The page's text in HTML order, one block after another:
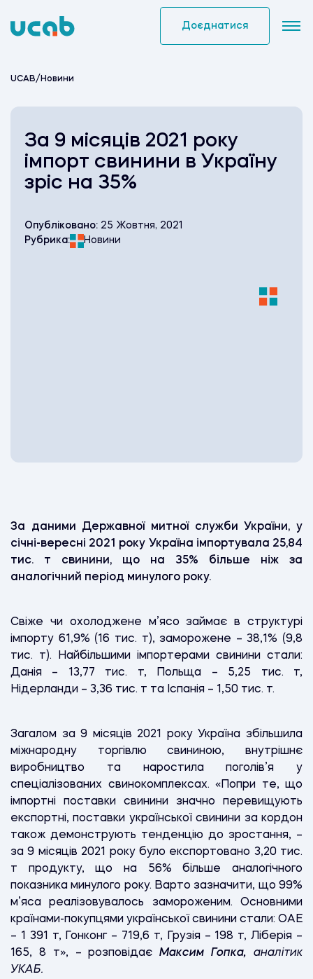
to
Доєднатися
UCAB/ Новини
За 9 місяців 2021 року
імпорт свинини в Україну
зріс на 35%
Опубліковано: 25 Жовтня, 2021
Рубрика:
Новини
За даними Державної митної служби України, у
січні-вересні 2021 року Україна імпортувала 25,84
тис. т свинини, що на 35% більше ніж за
аналогічний період минулого року.
Свіже чи охолоджене м’ясо займає в структурі
імпорту 61,9% (16 тис. т), заморожене – 38,1% (9,8
тис. т).
Найбільшими імпортерами свинини стали:
Данія – 13,77 тис. т, Польща – 5,25 тис. т,
Нідерланди – 3,36 тис. т та Іспанія – 1,50 тис. т.
Загалом за 9 місяців 2021 року Україна збільшила
міжнародну торгівлю свининою, внутрішнє
виробництво та наростила поголів’я у
спеціалізованих свинокомплексах. «Попри те, що
імпортні поставки свинини значно перевищують
експортні, поставки української свинини за кордон
також демонструють тенденцію до зростання, –
за 9 місяців 2021 року було експортовано 3,20 тис.
т продукту, що на 56% більше аналогічного
показника минулого року. Варто зазначити, що 99%
м’яса реалізовувалось замороженим. Основними
країнами-покупцями української свинини стали: ОАЕ
– 1 391 т, Гонконг – 719,6 т, Грузія – 198 т, Ліберія –
165, 8 т», – розповідаєМаксим Гопка,аналітик
УКАБ.